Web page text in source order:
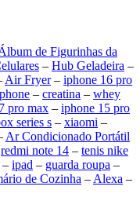
de Figurinhas da
– Hub Geladeira –
Air Fryer– iphone 16 pro
– creatina – whey
pro max – iphone 15 pro
series s – xiaomi –
Ar Condicionado Portátil
redmi note 14 – tenis nike
– ipad – guarda roupa –
de Cozinha – Alexa –